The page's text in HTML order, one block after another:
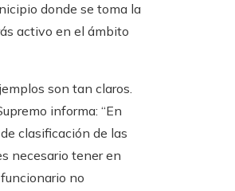
donde se toma la
activo en el ámbito
son tan claros.
informa: “En
clasificación de las
necesario tener en
no